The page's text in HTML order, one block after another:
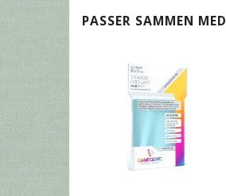
PASSER SAMMEN MED